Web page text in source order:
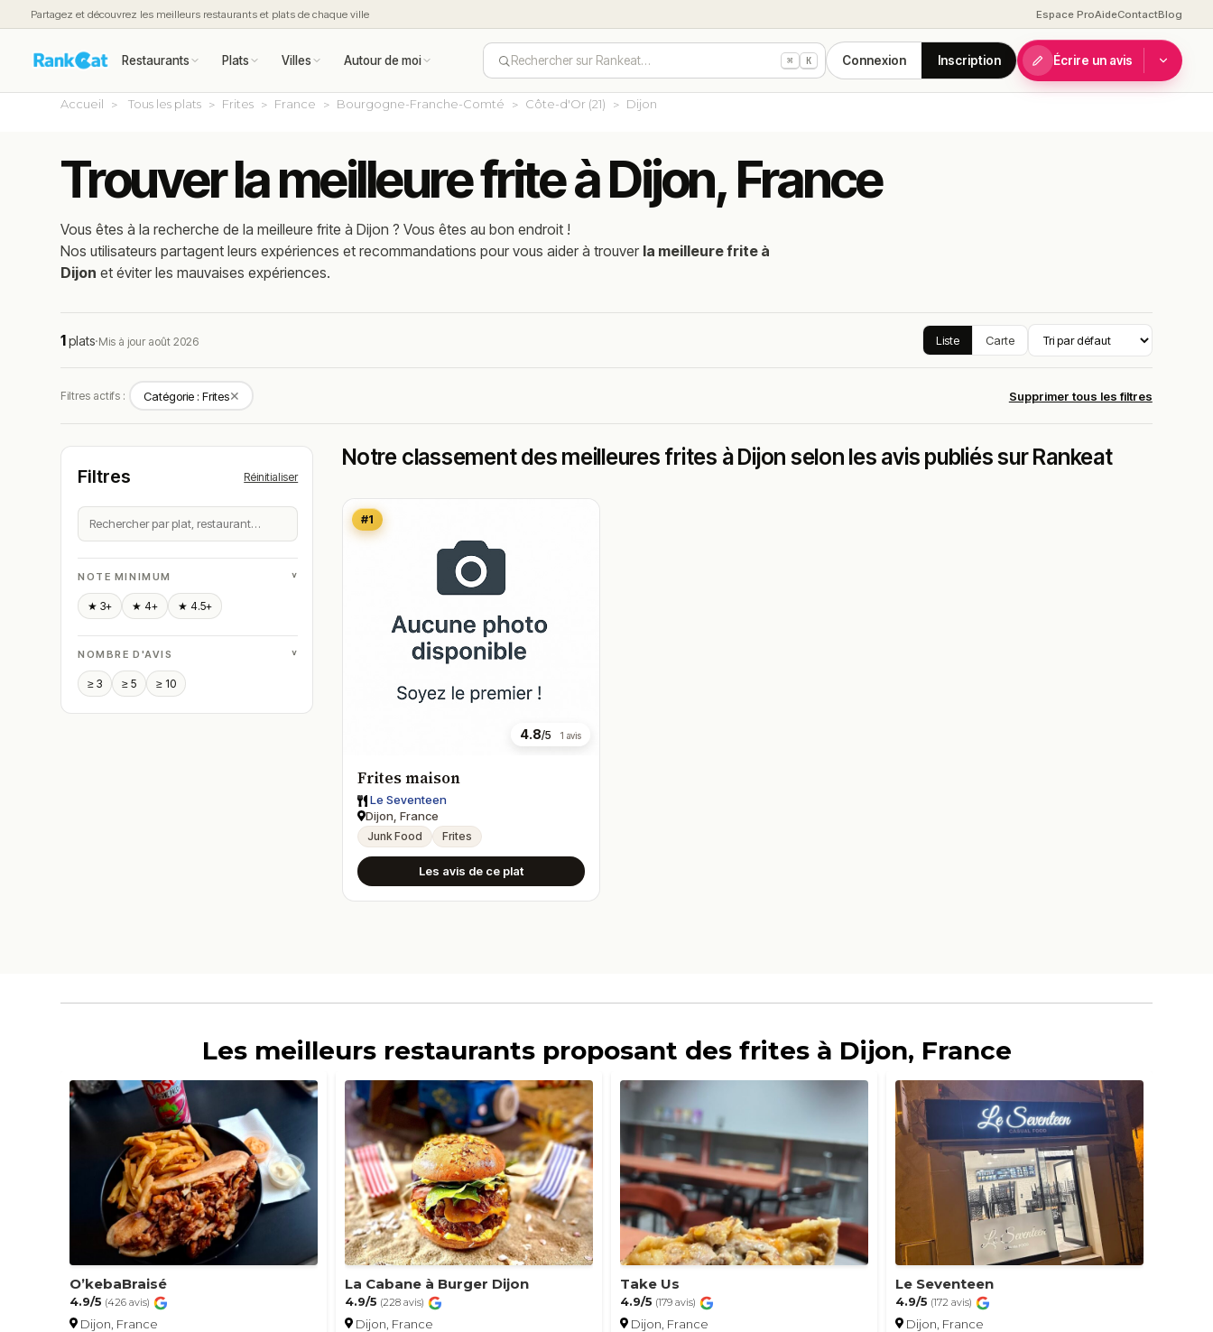
Partagez et découvrez les meilleurs restaurants et plats de chaque ville Espace ProAideContactBlog
Restaurants Plats Villes Autour de moi Rechercher sur Rankeat… ⌘ K Connexion Inscription Écrire un avis
Accueil Tous les plats Frites France Bourgogne-Franche-Comté Côte-d'Or (21) Dijon
Trouver la meilleure frite à Dijon, France
Vous êtes à la recherche de la meilleurefrite àDijon ? Vous êtes au bon endroit !
Nos utilisateurs partagent leurs expériences et recommandations pour vous aider à trouver la meilleure frite à
Dijon et éviter les mauvaises expériences.
1plats·Mis à jour août 2026 Liste Carte
Filtres actifs : Catégorie : Frites✕ Supprimer tous les filtres
Filtres Réinitialiser
NOTE MINIMUM ˅
★ 3+ ★ 4+ ★ 4.5+
NOMBRE D'AVIS ˅
≥ 3 ≥ 5 ≥ 10
Notre classement des meilleures frites à Dijon selon les avis publiés sur Rankeat
#1
4.8/5 1 avis
Frites maison
Le Seventeen
Dijon, France
Junk Food Frites
Les avis de ce plat
Les meilleurs restaurants proposant des frites à Dijon, France
O’kebaBraisé
4.9/5 (426 avis)
Dijon, France
La Cabane à Burger Dijon
4.9/5 (228 avis)
Dijon, France
Take Us
4.9/5 (179 avis)
Dijon, France
Le Seventeen
4.9/5 (172 avis)
Dijon, France